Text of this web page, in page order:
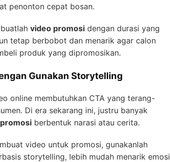
penonton cepat bosan.
video promosi dengan durasi yang
tetap berbobot dan menarik agar calon
produk yang dipromosikan.
Gunakan Storytelling
online membutuhkan CTA yang terang-
Di era sekarang ini, justru banyak
berbentuk narasi atau cerita.
video untuk promosi, gunakanlah
storytelling, lebih mudah menarik emosi